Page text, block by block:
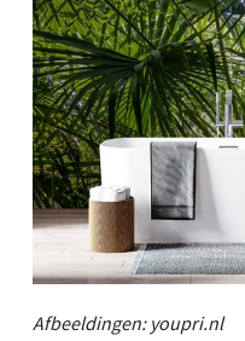
Afbeeldingen: youpri.nl